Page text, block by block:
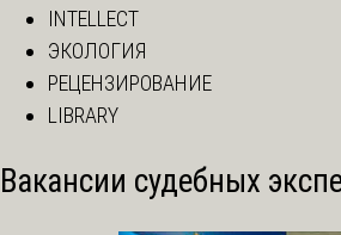
INTELLECT
ЭКОЛОГИЯ
РЕЦЕНЗИРОВАНИЕ
LIBRARY
Вакансии судебных